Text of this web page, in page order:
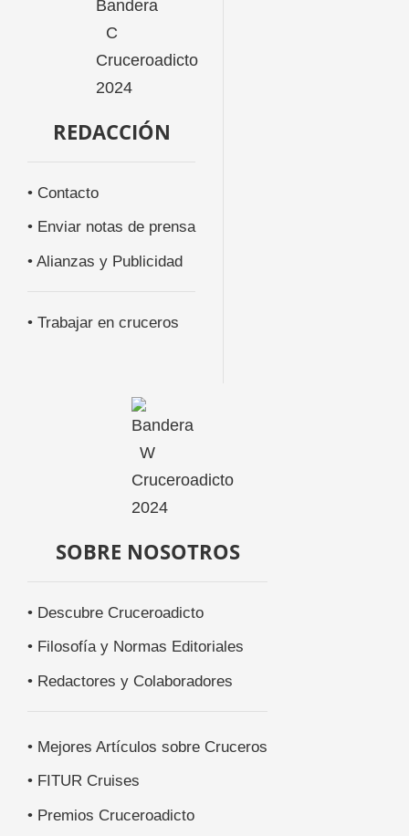
REDACCIÓN
• Contacto
• Enviar notas de prensa
• Alianzas y Publicidad
• Trabajar en cruceros
SOBRE NOSOTROS
• Descubre Cruceroadicto
• Filosofía y Normas Editoriales
• Redactores y Colaboradores
• Mejores Artículos sobre Cruceros
• FITUR Cruises
• Premios Cruceroadicto